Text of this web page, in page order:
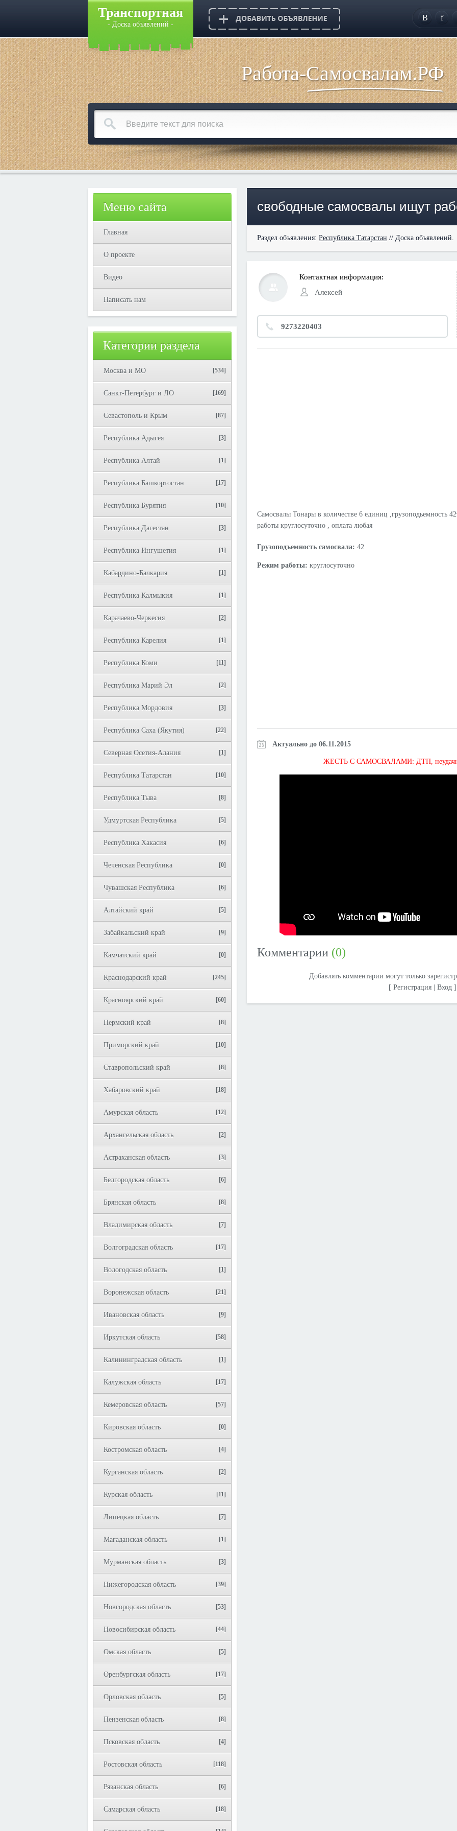
Транспортная
- Доска объявлений -
B f
Работа-Самосвалам.РФ
Меню сайта
Главная
О проекте
Видео
Написать нам
Категории раздела
Москва и МО [534]
Санкт-Петербург и ЛО [169]
Севастополь и Крым [87]
Республика Адыгея [3]
Республика Алтай [1]
Республика Башкортостан [17]
Республика Бурятия [10]
Республика Дагестан [3]
Республика Ингушетия [1]
Кабардино-Балкария [1]
Республика Калмыкия [1]
Карачаево-Черкесия [2]
Республика Карелия [1]
Республика Коми [11]
Республика Марий Эл [2]
Республика Мордовия [3]
Республика Саха (Якутия) [22]
Северная Осетия-Алания [1]
Республика Татарстан [10]
Республика Тыва [8]
Удмуртская Республика [5]
Республика Хакасия [6]
Чеченская Республика [0]
Чувашская Республика [6]
Алтайский край [5]
Забайкальский край [9]
Камчатский край [0]
Краснодарский край [245]
Красноярский край [60]
Пермский край [8]
Приморский край [10]
Ставропольский край [8]
Хабаровский край [18]
Амурская область [12]
Архангельская область [2]
Астраханская область [3]
Белгородская область [6]
Брянская область [8]
Владимирская область [7]
Волгоградская область [17]
Вологодская область [1]
Воронежская область [21]
Ивановская область [9]
Иркутская область [58]
Калининградская область [1]
Калужская область [17]
Кемеровская область [57]
Кировская область [0]
Костромская область [4]
Курганская область [2]
Курская область [11]
Липецкая область [7]
Магаданская область [1]
Мурманская область [3]
Нижегородская область [39]
Новгородская область [53]
Новосибирская область [44]
Омская область [5]
Оренбургская область [17]
Орловская область [5]
Пензенская область [8]
Псковская область [4]
Ростовская область [118]
Рязанская область [6]
Самарская область [18]
свободные самосвалы ищут
Раздел объявления: Республика Татарстан // Доска объявлений.
Контактная информация:
Алексей
9273220403
Самосвалы Тонары в количестве 6 единиц ,грузоподьемность
работы круглосуточно , оплата любая
Грузоподъемность самосвала: 42
Режим работы: круглосуточно
Актуально до 06.11.2015
ЖЕСТЬ С САМОСВАЛАМИ: ДТП,
Комментарии (0)
Добавлять комментарии могут только
[ Регистрация| Вход]